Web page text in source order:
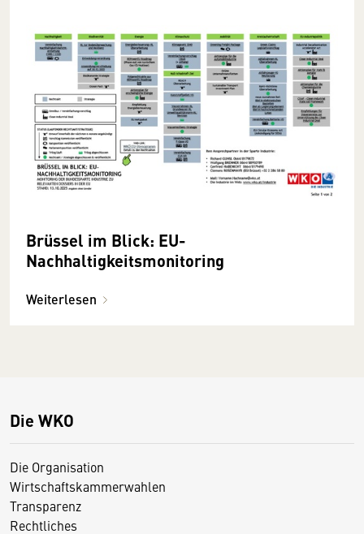
Brüssel im Blick: EU-
Nachhaltigkeitsmonitoring
Weiterlesen
Die WKO
Die Organisation
Wirtschaftskammerwahlen
Transparenz
Rechtliches